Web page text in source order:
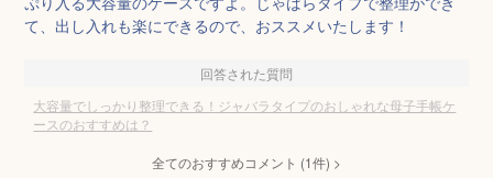
て、出し入れも楽にできるので、おススメいたします！
回答された質問
大容量でしっかり整理できる！ジャバラタイプのおしゃれな母子手帳ケ
ースのおすすめは？
全てのおすすめコメント (1件) >